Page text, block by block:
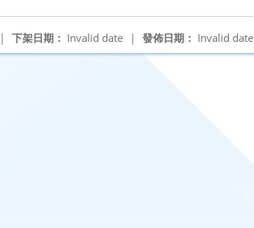
發佈日期： Invalid date
下架日期： Invalid date |
|